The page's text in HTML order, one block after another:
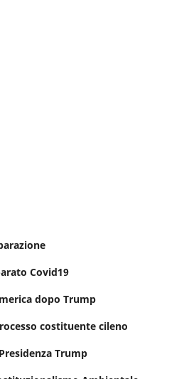
Covid19
dopo Trump
costituente cileno
Trump